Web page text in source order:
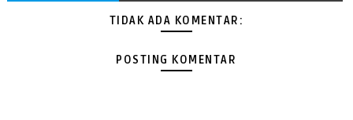
TIDAK ADA KOMENTAR:
POSTING KOMENTAR